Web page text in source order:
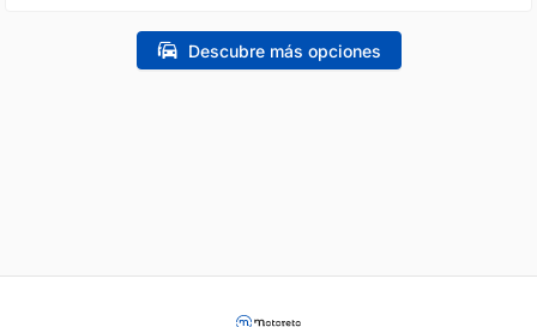
Descubre más opciones